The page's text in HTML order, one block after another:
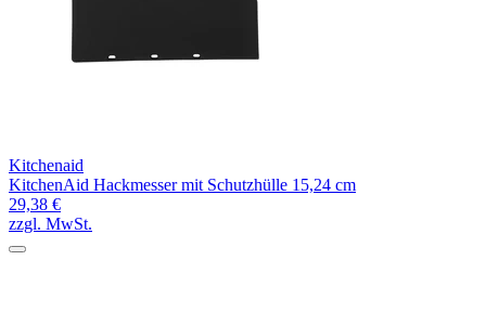
Kitchenaid
KitchenAid Hackmesser mit Schutzhülle 15,24 cm
29,38 €
zzgl. MwSt.